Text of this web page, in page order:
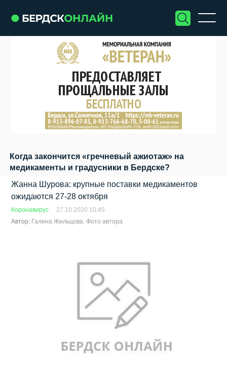
Когда закончится «гречневый ажиотаж» на
медикаменты и градусники в Бердске?
Жанна Шурова: крупные поставки медикаментов
ожидаются 27-28 октября
Коронавирус
27.10.2020 10:45
Автор: Галина Жильцова. Фото автора